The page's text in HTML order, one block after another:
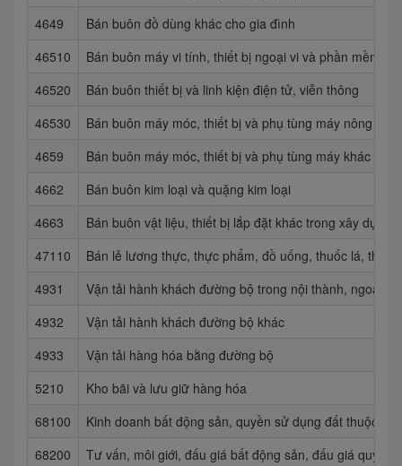
4649
Bán buôn đồ dùng khác cho gia đình
46510
Bán buôn máy vi tính, thiết bị ngoại vi và phần mềm
46520
Bán buôn thiết bị và linh kiện điện tử, viễn thông
46530
Bán buôn máy móc, thiết bị và phụ tùng máy nông
4659
Bán buôn máy móc, thiết bị và phụ tùng máy khác
4662
Bán buôn kim loại và quặng kim loại
4663
Bán buôn vật liệu, thiết bị lắp đặt khác trong xây dựng
47110
Bán lẻ lương thực, thực phẩm, đồ uống, thuốc lá,
4931
Vận tải hành khách đường bộ trong nội thành, ngoại
4932
Vận tải hành khách đường bộ khác
4933
Vận tải hàng hóa bằng đường bộ
5210
Kho bãi và lưu giữ hàng hóa
68100
Kinh doanh bất động sản, quyền sử dụng đất thuộc
68200
Tư vấn, môi giới, đấu giá bất động sản, đấu giá quyền